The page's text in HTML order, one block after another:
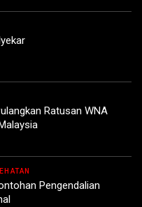
Ratusan WNA
Pengendalian